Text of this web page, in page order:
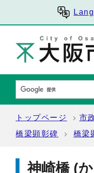
トップページ 市
橋梁顕彰碑
橋梁
神崎橋 (